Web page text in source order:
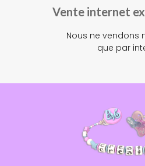
Vente internet
Nous ne vendons
que par